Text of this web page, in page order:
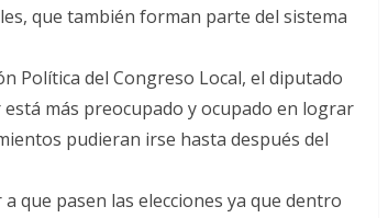
que también forman parte del sistema
Política del Congreso Local, el diputado
más preocupado y ocupado en lograr
pudieran irse hasta después del
que pasen las elecciones ya que dentro